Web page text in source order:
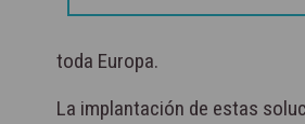
toda Europa.
La implantación de estas